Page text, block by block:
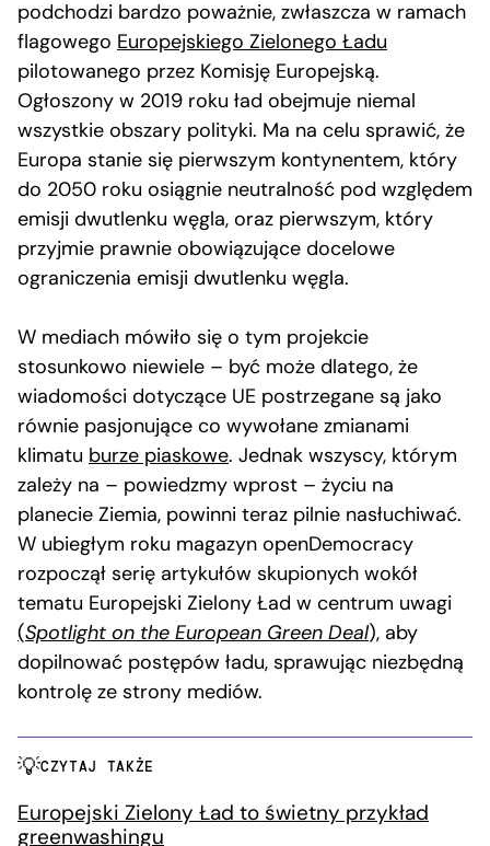
podchodzi bardzo poważnie, zwłaszcza w ramach
flagowego Europejskiego Zielonego Ładu
pilotowanego przez Komisję Europejską.
Ogłoszony w 2019 roku ład obejmuje niemal
wszystkie obszary polityki. Ma na celu sprawić, że
Europa stanie się pierwszym kontynentem, który
do 2050 roku osiągnie neutralność pod względem
emisji dwutlenku węgla, oraz pierwszym, który
przyjmie prawnie obowiązujące docelowe
ograniczenia emisji dwutlenku węgla.
W mediach mówiło się o tym projekcie
stosunkowo niewiele – być może dlatego, że
wiadomości dotyczące UE postrzegane są jako
równie pasjonujące co wywołane zmianami
klimatu burze piaskowe. Jednak wszyscy, którym
zależy na – powiedzmy wprost – życiu na
planecie Ziemia, powinni teraz pilnie nasłuchiwać.
W ubiegłym roku magazyn openDemocracy
rozpoczął serię artykułów skupionych wokół
tematu Europejski Zielony Ład w centrum uwagi
(Spotlight on the European Green Deal), aby
dopilnować postępów ładu, sprawując niezbędną
kontrolę ze strony mediów.
CZYTAJ TAKŻE
Europejski Zielony Ład to świetny przykład
greenwashingu